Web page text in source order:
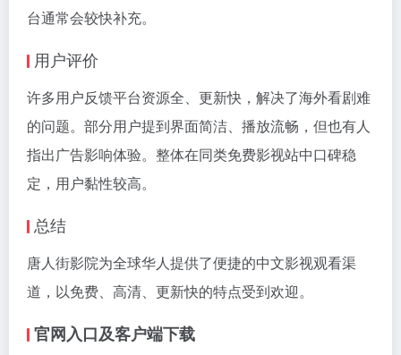
台通常会较快补充。
用户评价
许多用户反馈平台资源全、更新快，解决了海外看剧难
的问题。部分用户提到界面简洁、播放流畅，但也有人
指出广告影响体验。整体在同类免费影视站中口碑稳
定，用户黏性较高。
总结
唐人街影院为全球华人提供了便捷的中文影视观看渠
道，以免费、高清、更新快的特点受到欢迎。
官网入口及客户端下载